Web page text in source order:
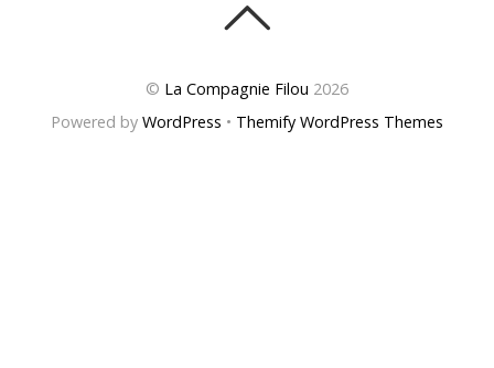
© La Compagnie Filou 2026
Powered by WordPress • Themify WordPress Themes